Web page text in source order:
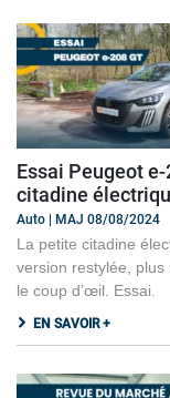
Essai Peugeot
citadine
Auto | MAJ 08/08/2024
La petite citadine
version restylée, plus
le coup d’œil. Essai.
EN SAVOIR +